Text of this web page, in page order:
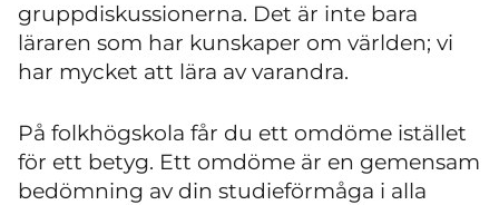
gruppdiskussionerna. Det är inte bara
läraren som har kunskaper om världen; vi
har mycket att lära av varandra.
På folkhögskola får du ett omdöme istället
för ett betyg. Ett omdöme är en gemensam
bedömning av din studieförmåga i alla